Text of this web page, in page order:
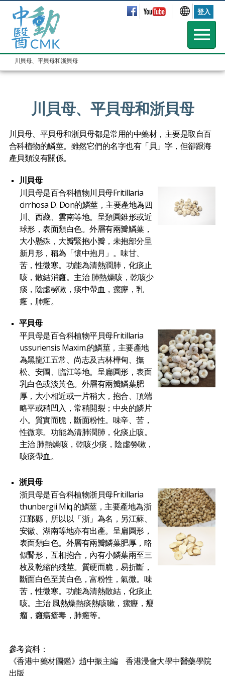
登入
川貝母、平貝母和浙貝母
川貝母、平貝母和浙貝母
川貝母、平貝母和浙貝母都是常用的中藥材，主要是取自百
合科植物的鱗莖。雖然它們的名字也有「貝」字，但卻跟海
產貝類沒有關係。
川貝母
川貝母是百合科植物川貝母Fritillaria
cirrhosa D. Don的鱗莖，主要產地為四
川、西藏、雲南等地。呈類圓錐形或近
球形，表面類白色。外層有兩瓣鱗葉，
大小懸殊，大瓣緊抱小瓣，未抱部分呈
新月形，稱為「懷中抱月」。味甘、
苦，性微寒。功能為清熱潤肺，化痰止
咳，散結消癰。主治 肺熱燥咳，乾咳少
痰，陰虛勞嗽，痰中帶血，瘰癧，乳
癰，肺癰。
平貝母
平貝母是百合科植物平貝母Fritillaria
ussuriensis Maxim.的鱗莖，主要產地
為黑龍江五常、尚志及吉林樺甸、撫
松、安圖、臨江等地。呈扁圓形，表面
乳白色或淡黃色。外層有兩瓣鱗葉肥
厚，大小相近或一片稍大，抱合、頂端
略平或稍凹入，常稍開裂；中央的鱗片
小。質實而脆，斷面粉性。味辛、苦，
性微寒。功能為清肺潤肺，化痰止咳。
主治 肺熱燥咳，乾咳少痰，陰虛勞嗽，
咳痰帶血。
浙貝母
浙貝母是百合科植物浙貝母Fritillaria
thunbergii Miq.的鱗莖，主要產地為浙
江鄞縣，所以以「浙」為名，另江蘇、
安徽、湖南等地亦有出產。呈扁圓形，
表面類白色。外層有兩瓣鱗葉肥厚，略
似腎形，互相抱合，內有小鱗葉兩至三
枚及乾縮的殘莖。質硬而脆，易折斷，
斷面白色至黃白色，富粉性，氣微。味
苦，性微寒。功能為清熱散結，化痰止
咳。主治 風熱燥熱痰熱咳嗽，瘰癧，癭
瘤，癰瘍瘡毒，肺癰等。
參考資料：
《香港中藥材圖鑑》趙中振主編 香港浸會大學中醫藥學院
出版